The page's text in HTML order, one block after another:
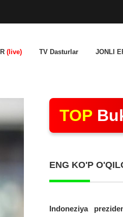
(live) TV Dasturlar JONLI
TOP
ENG KO'P
Indoneziya